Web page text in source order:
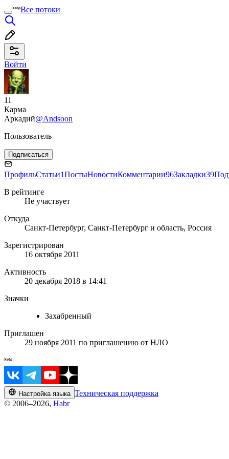
Все потоки
Войти
11
Карма
Аркадий@Andsoon
Пользователь
Подписаться
ПрофильСтатьи1ПостыНовостиКомментарии96Закладки39
В рейтинге
Не участвует
Откуда
Санкт-Петербург, Санкт-Петербург и область, Россия
Зарегистрирован
16 октября 2011
Активность
20 декабря 2018 в 14:41
Значки
Захабренный
Приглашен
29 ноября 2011 по приглашению от НЛО
Настройка языка Техническая поддержка
© 2006–2026, Habr